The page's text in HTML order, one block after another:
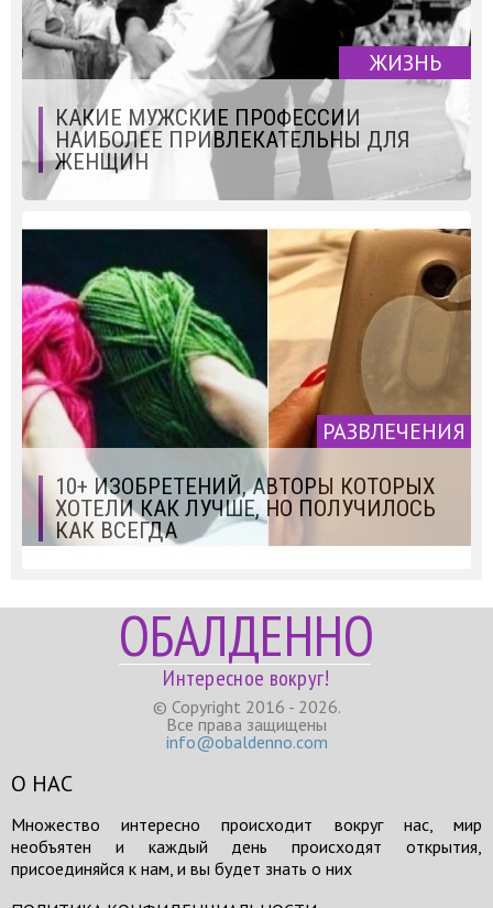
ЖИЗНЬ
КАКИЕ МУЖСКИЕ ПРОФЕССИИ
НАИБОЛЕЕ ПРИВЛЕКАТЕЛЬНЫ ДЛЯ
ЖЕНЩИН
РАЗВЛЕЧЕНИЯ
10+ ИЗОБРЕТЕНИЙ, АВТОРЫ КОТОРЫХ
ХОТЕЛИ КАК ЛУЧШЕ, НО ПОЛУЧИЛОСЬ
КАК ВСЕГДА
ОБАЛДЕННО
Интересное вокруг!
© Copyright 2016 - 2026.
Все права защищены
info@obaldenno.com
О НАС
Множество интересно происходит вокруг нас, мир
необъятен и каждый день происходят открытия,
присоединяйся к нам, и вы будет знать о них